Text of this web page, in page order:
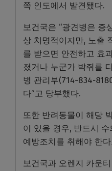
쪽 인도에서 발견됐다.
보건국은 “광견병은 증
상 치명적이지만, 노출
를 받으면 안전하고 효
졌거나 누군가 박쥐를
병 관리부(714-834-
다”고 당부했다.
또한 반려동물이 해당
이 있을 경우, 반드시
예방조치를 취해야 한
보건국과 오렌지 카운